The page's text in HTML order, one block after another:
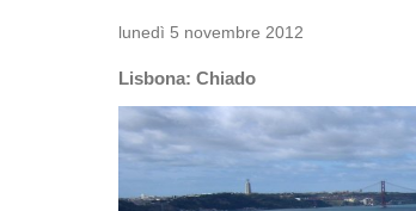
lunedì 5 novembre 2012
Lisbona: Chiado